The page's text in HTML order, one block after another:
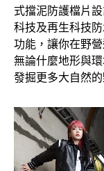
式擋泥防護檔片
科技及再生科技
功能，讓你在野
無論什麼地形與
發掘更多大自然的